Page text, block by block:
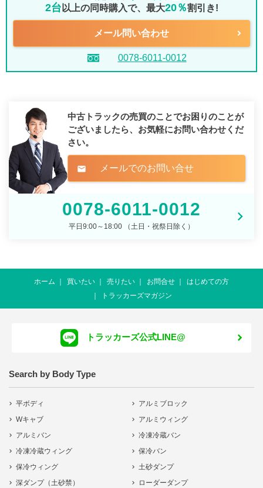
2台以上の同時購入で、最大20％割引き!
メール問い合わせ
0078-6011-0012
中古トラックの売買のことでお困りのことが
ございましたら、 お気軽にお問い合わせくだ
さい。
mail メールでのお問い合せ
0078-6011-0012
平日9:00～18:00 （土日・祝祭日除く）
ホーム 買いたい 売りたい お問合せ
はじめての方
トラッカーズマガジン
トラッカーズ公式LINE@
Search by Body Type
平ボディ
アルミブロック
Wキャブ
アルミウィング
アルミバン
冷凍冷蔵バン
冷凍冷蔵ウィング
保冷バン
保冷ウィング
土砂ダンプ
深ダンプ（土砂禁）
ローダーダンプ